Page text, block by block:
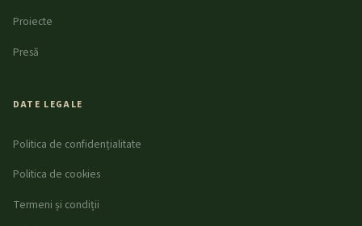
Proiecte
Presă
DATE LEGALE
Politica de confidențialitate
Politica de cookies
Termeni și condiții